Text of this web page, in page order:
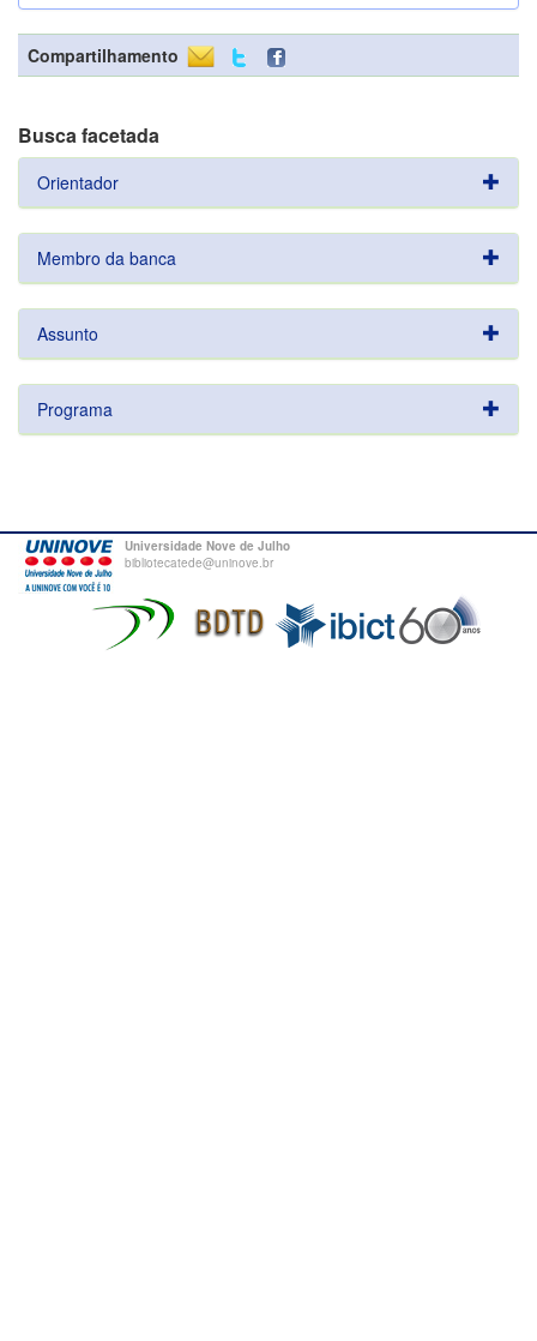
Compartilhamento
Busca facetada
Orientador
Membro da banca
Assunto
Programa
Universidade Nove de Julho
bibliotecatede@uninove.br